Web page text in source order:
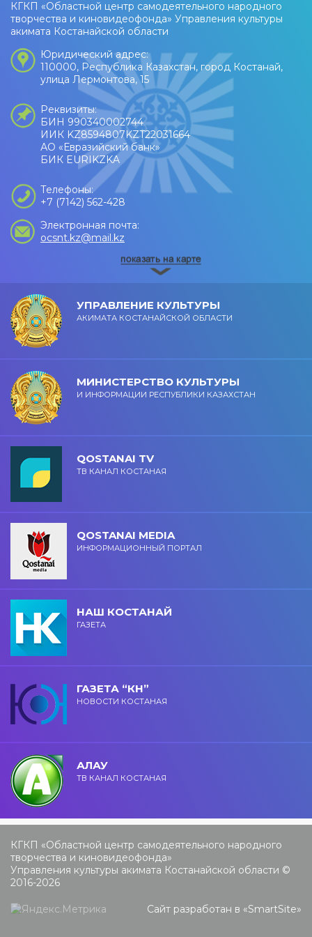
КГКП «Областной центр самодеятельного народного
творчества и киновидеофонда» Управления культуры
акимата Костанайской области
Юридический адрес:
110000, Республика Казахстан, город Костанай,
улица Лермонтова, 15
Реквизиты:
БИН 990340002744
ИИК KZ8594807KZT22031664
АО «Евразийский банк»
БИК EURIKZKA
Телефоны:
+7 (7142) 562-428
Электронная почта:
ocsnt.kz@mail.kz
УПРАВЛЕНИЕ КУЛЬТУРЫ
АКИМАТА КОСТАНАЙСКОЙ ОБЛАСТИ
МИНИСТЕРСТВО КУЛЬТУРЫ
И ИНФОРМАЦИИ РЕСПУБЛИКИ КАЗАХСТАН
QOSTANAI TV
ТВ КАНАЛ КОСТАНАЯ
QOSTANAI MEDIA
ИНФОРМАЦИОННЫЙ ПОРТАЛ
НАШ КОСТАНАЙ
ГАЗЕТА
ГАЗЕТА “КН”
НОВОСТИ КОСТАНАЯ
АЛАУ
ТВ КАНАЛ КОСТАНАЯ
КГКП «Областной центр самодеятельного народного
творчества и киновидеофонда»
Управления культуры акимата Костанайской области ©
2016-2026
Сайт разработан в «SmartSite»